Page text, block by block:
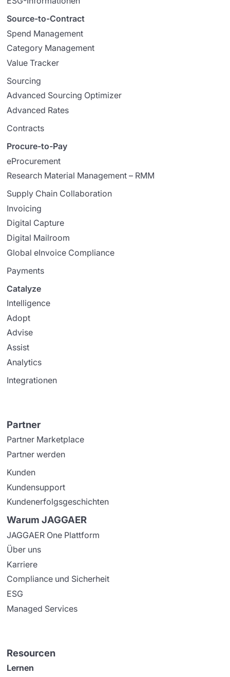
Source-to-Contract
Spend Management
Category Management
Value Tracker
Sourcing
Advanced Sourcing Optimizer
Advanced Rates
Contracts
Procure-to-Pay
eProcurement
Research Material Management – RMM
Supply Chain Collaboration
Invoicing
Digital Capture
Digital Mailroom
Global eInvoice Compliance
Payments
Catalyze
Intelligence
Adopt
Advise
Assist
Analytics
Integrationen
Partner
Partner Marketplace
Partner werden
Kunden
Kundensupport
Kundenerfolgsgeschichten
Warum JAGGAER
JAGGAER One Plattform
Über uns
Karriere
Compliance und Sicherheit
ESG
Managed Services
Resourcen
Lernen